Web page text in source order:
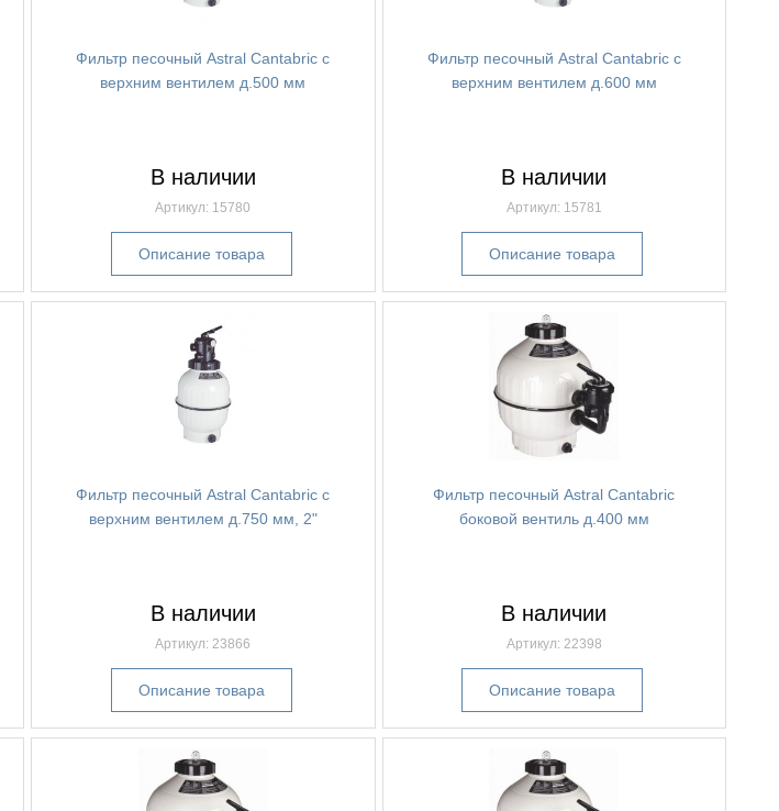
Фильтр песочный Astral Cantabric с
верхним вентилем д.500 мм
В наличии
Артикул: 15780
Описание товара
Фильтр песочный Astral Cantabric с
верхним вентилем д.600 мм
В наличии
Артикул: 15781
Описание товара
Фильтр песочный Astral Cantabric с
верхним вентилем д.750 мм, 2"
В наличии
Артикул: 23866
Описание товара
Фильтр песочный Astral Cantabric
боковой вентиль д.400 мм
В наличии
Артикул: 22398
Описание товара